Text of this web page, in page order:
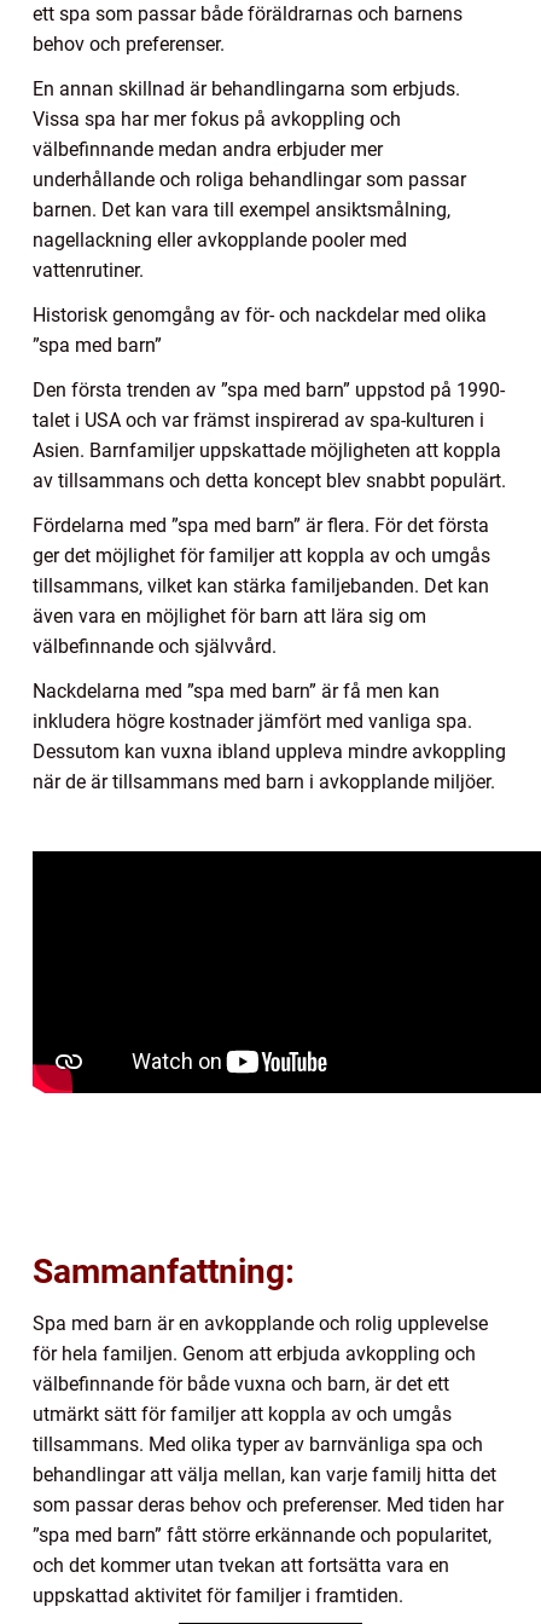
ett spa som passar både föräldrarnas och barnens
behov och preferenser.
En annan skillnad är behandlingarna som erbjuds.
Vissa spa har mer fokus på avkoppling och
välbefinnande medan andra erbjuder mer
underhållande och roliga behandlingar som passar
barnen. Det kan vara till exempel ansiktsmålning,
nagellackning eller avkopplande pooler med
vattenrutiner.
Historisk genomgång av för- och nackdelar med olika
”spa med barn”
Den första trenden av ”spa med barn” uppstod på 1990-
talet i USA och var främst inspirerad av spa-kulturen i
Asien. Barnfamiljer uppskattade möjligheten att koppla
av tillsammans och detta koncept blev snabbt populärt.
Fördelarna med ”spa med barn” är flera. För det första
ger det möjlighet för familjer att koppla av och umgås
tillsammans, vilket kan stärka familjebanden. Det kan
även vara en möjlighet för barn att lära sig om
välbefinnande och självvård.
Nackdelarna med ”spa med barn” är få men kan
inkludera högre kostnader jämfört med vanliga spa.
Dessutom kan vuxna ibland uppleva mindre avkoppling
när de är tillsammans med barn i avkopplande miljöer.
Sammanfattning:
Spa med barn är en avkopplande och rolig upplevelse
för hela familjen. Genom att erbjuda avkoppling och
välbefinnande för både vuxna och barn, är det ett
utmärkt sätt för familjer att koppla av och umgås
tillsammans. Med olika typer av barnvänliga spa och
behandlingar att välja mellan, kan varje familj hitta det
som passar deras behov och preferenser. Med tiden har
”spa med barn” fått större erkännande och popularitet,
och det kommer utan tvekan att fortsätta vara en
uppskattad aktivitet för familjer i framtiden.